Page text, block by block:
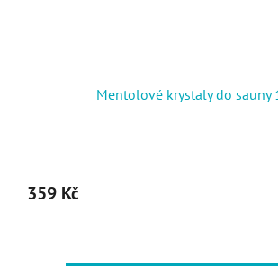
Mentolové krystaly do sauny
359 Kč